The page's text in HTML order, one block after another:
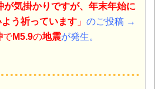
が気掛かりですが、年末年始に
う祈っています 」 のご投稿 →
でM5.9の地震が発生。